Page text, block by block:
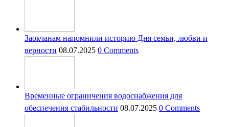
Заокчанам напомнили историю Дня семьи, любви и
верности 08.07.2025 0 Comments
Временные ограничения водоснабжения для
обеспечения стабильности 08.07.2025 0 Comments